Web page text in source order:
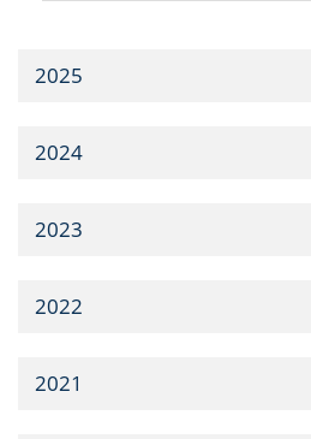
2025
2024
2023
2022
2021